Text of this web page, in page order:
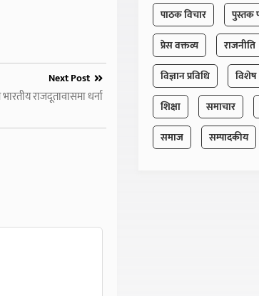
Next Post
राजदूतावासमा धर्ना
पाठक विचार
पुस्तक
प्रेस वक्तव्य
राजनीति
विज्ञान प्रविधि
विशेष
शिक्षा
समाचार
समाज
सम्पादकीय